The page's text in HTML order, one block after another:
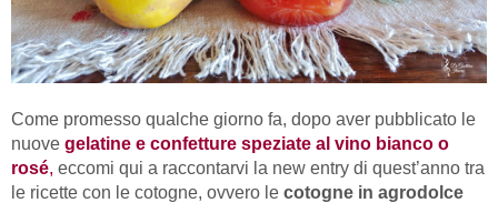
Come promesso qualche giorno fa, dopo aver pubblicato le
nuove gelatine e confetture speziate al vino bianco o
rosé, eccomi qui a raccontarvi la new entry di quest’anno tra
le ricette con le cotogne, ovvero le cotogne in agrodolce